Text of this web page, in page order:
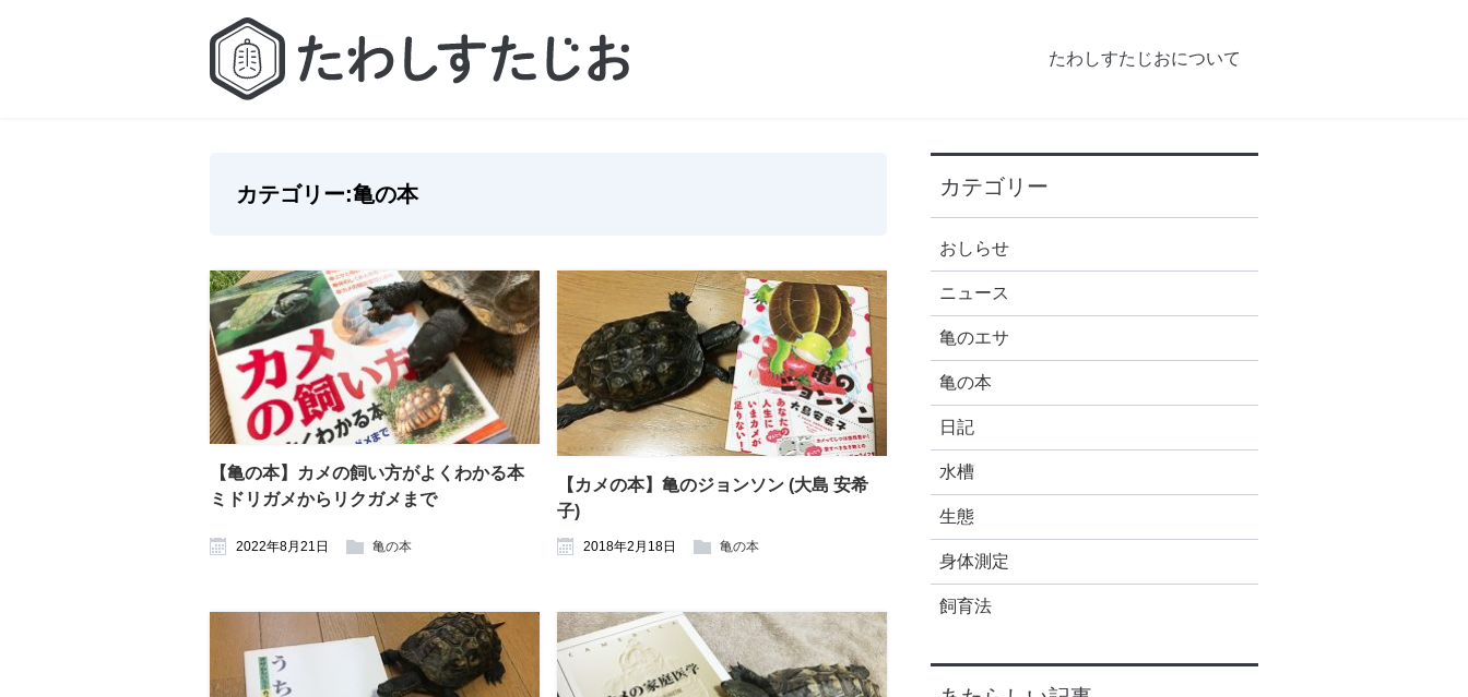
たわしすたじおについて
カテゴリー:亀の本
【亀の本】カメの飼い方がよくわかる本
ミドリガメからリクガメまで
2022年8月21日 亀の本
【カメの本】亀のジョンソン (大島 安希
子)
2018年2月18日 亀の本
カテゴリー
おしらせ
ニュース
亀のエサ
亀の本
日記
水槽
生態
身体測定
飼育法